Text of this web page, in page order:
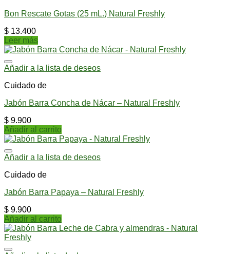
Bon Rescate Gotas (25 mL.) Natural Freshly
$ 13.400
Leer más
Añadir a la lista de deseos
Cuidado de
Jabón Barra Concha de Nácar – Natural Freshly
$ 9.900
Añadir al carrito
Añadir a la lista de deseos
Cuidado de
Jabón Barra Papaya – Natural Freshly
$ 9.900
Añadir al carrito